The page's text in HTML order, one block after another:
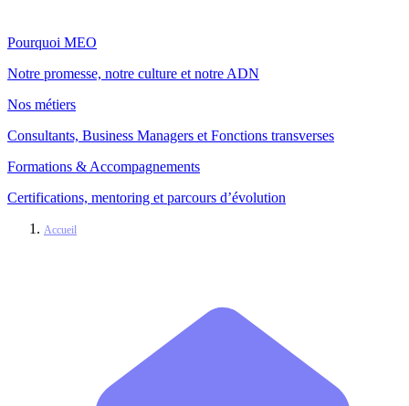
Pourquoi MEO
Notre promesse, notre culture et notre ADN
Nos métiers
Consultants, Business Managers et Fonctions transverses
Formations & Accompagnements
Certifications, mentoring et parcours d’évolution
Accueil